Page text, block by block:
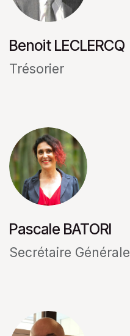
Benoit LECLERCQ
Trésorier
Pascale BATORI
Secrétaire Générale